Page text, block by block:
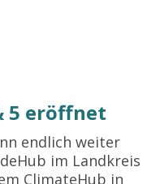
5 eröffnet
endlich weiter
im Landkreis
ClimateHub in